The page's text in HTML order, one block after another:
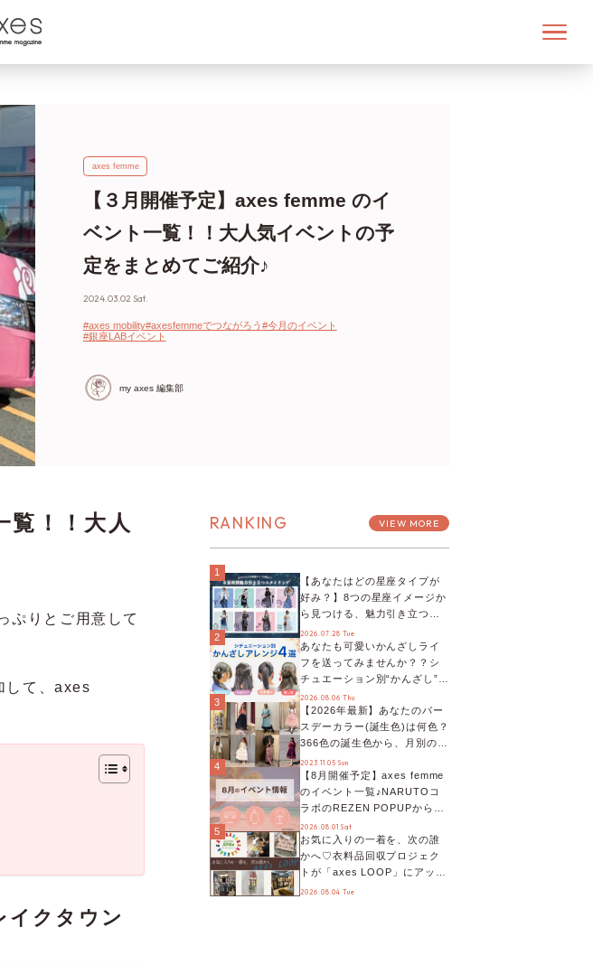
axes femme
【３月開催予定】axes femme のイ
ベント一覧！！大人気イベントの予
定をまとめてご紹介♪
2024.03.02 Sat.
#axes mobility#axesfemmeでつながろう #今月のイベント
#銀座LABイベント
my axes 編集部
覧！！大人
ぷりとご用意して
して、axes
イクタウン
RANKING VIEW MORE
1
【あなたはどの星座タイプが
好み？】8つの星座イメージか
ら見つける、魅力引き立つス
タイリング♡
2026.07.28 Tue
2
あなたも可愛いかんざしライ
フを送ってみませんか？？シ
チュエーション別“かんざし”の
オススメ【ショップスタッフ
編集部】
2026.08.06 Thu
3
【2026年最新】あなたのバー
スデーカラー(誕生色)は何色？
366色の誕生色から、月別の誕
生色、バースデーカラーコー
デまでご紹介♡
2023.11.05 Sun
4
【8月開催予定】axes femme
のイベント一覧♪NARUTOコ
ラボのREZEN POPUPから、
プチYour Stage.、ティーパー
ティまで！8月の特別なイベン
トをチェック◎
2026.08.01 Sat
5
お気に入りの一着を、次の誰
かへ♡衣料品回収プロジェク
トが「axes LOOP」にアップ
デート！活用するとポイント
2026.08.04 Tue